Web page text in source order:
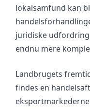
lokalsamfund kan
juridiske
endnu mere
Landbrugets
findes en